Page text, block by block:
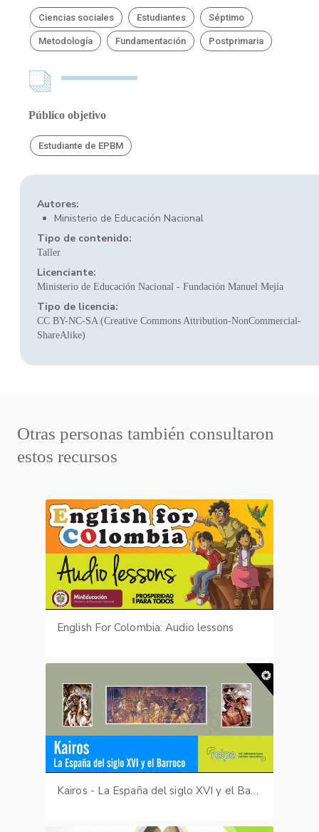
Ciencias sociales Estudiantes Séptimo
Metodología Fundamentación Postprimaria
Público objetivo
Estudiante de EPBM
Autores:
Ministerio de Educación Nacional
Tipo de contenido:
Taller
Licenciante:
Ministerio de Educación Nacional - Fundación Manuel Mejía
Tipo de licencia:
CC BY-NC-SA (Creative Commons Attribution-NonCommercial-
ShareAlike)
Otras personas también consultaron
estos recursos
English For Colombia: Audio lessons
Kairos - La España del siglo XVI y el Barroco